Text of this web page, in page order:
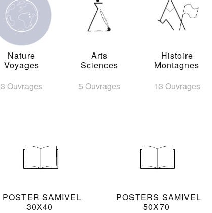
Nature
Voyages
3 Ouvrages
Arts
Sciences
5 Ouvrages
Histoire
Montagnes
13 Ouvrages
POSTER SAMIVEL
30X40
POSTERS SAMIVEL
50X70